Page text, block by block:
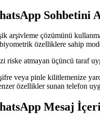
Sohbetini
arşivleme çözümünü
özelliklere sahip
riske atmayan üçüncü taraf
veya pinle kilitlemenize
özellikler sunan telefon
Mesaj